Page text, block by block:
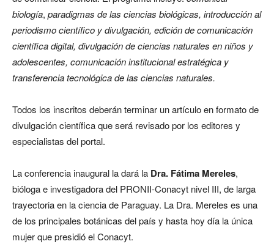
biología, paradigmas de las ciencias biológicas, introducción al
periodismo científico y divulgación, edición de comunicación
científica digital, divulgación de ciencias naturales en niños y
adolescentes, comunicación institucional estratégica y
transferencia tecnológica de las ciencias naturales.
Todos los inscritos deberán terminar un artículo en formato de
divulgación científica que será revisado por los editores y
especialistas del portal.
La conferencia inaugural la dará la Dra. Fátima Mereles,
bióloga e investigadora del PRONII-Conacyt nivel III, de larga
trayectoria en la ciencia de Paraguay. La Dra. Mereles es una
de los principales botánicas del país y hasta hoy día la única
mujer que presidió el Conacyt.